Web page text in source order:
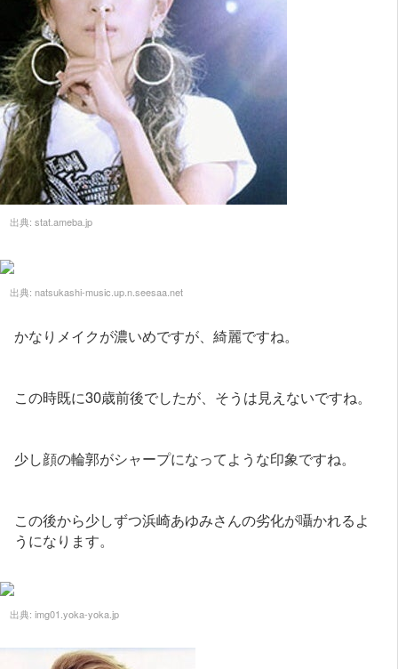
出典: stat.ameba.jp
出典: natsukashi-music.up.n.seesaa.net
かなりメイクが濃いめですが、綺麗ですね。
この時既に30歳前後でしたが、そうは見えないですね。
少し顔の輪郭がシャープになってような印象ですね。
この後から少しずつ浜崎あゆみさんの劣化が囁かれるよ
うになります。
出典: img01.yoka-yoka.jp